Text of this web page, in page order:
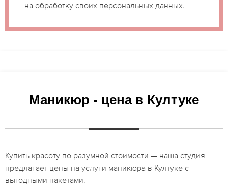
на обработку своих персональных данных.
Маникюр - цена в Култуке
Купить красоту по разумной стоимости — наша студия
предлагает цены на услуги маникюра в Култуке с
выгодными пакетами.